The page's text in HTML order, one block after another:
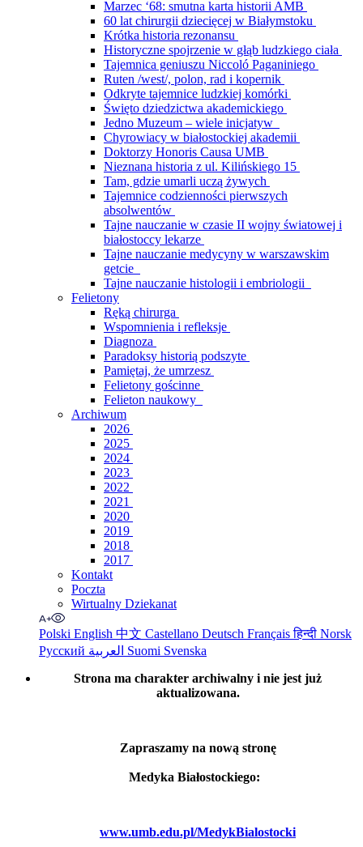
Marzec ‘68: smutna karta historii AMB
60 lat chirurgii dziecięcej w Białymstoku
Krótka historia rezonansu
Historyczne spojrzenie w głąb ludzkiego ciała
Tajemnica geniuszu Niccoló Paganiniego
Ruten /west/, polon, rad i kopernik
Odkryte tajemnice ludzkiej komórki
Święto dziedzictwa akademickiego
Jedno Muzeum – wiele inicjatyw
Chyrowiacy w białostockiej akademii
Doktorzy Honoris Causa UMB
Nieznana historia z ul. Kilińskiego 15
Tam, gdzie umarli uczą żywych
Tajemnice codzienności pierwszych
absolwentów
Tajne nauczanie w czasie II wojny światowej i
białostoccy lekarze
Tajne nauczanie medycyny w warszawskim
getcie
Tajne nauczanie histologii i embriologii
Felietony
Ręką chirurga
Wspomnienia i refleksje
Diagnoza
Paradoksy historią podszyte
Pamiętaj, że umrzesz
Felietony gościnne
Felieton naukowy
Archiwum
2026
2025
2024
2023
2022
2021
2020
2019
2018
2017
Kontakt
Poczta
Wirtualny Dziekanat
Polski English 中文 Castellano Deutsch Françaisहिन्दी Norsk
Русский
Suomi Svenska
Strona ma charakter archiwalny i nie jest już
aktualizowana.
Zapraszamy na nową stronę
Medyka Białostockiego:
www.umb.edu.pl/MedykBialostocki